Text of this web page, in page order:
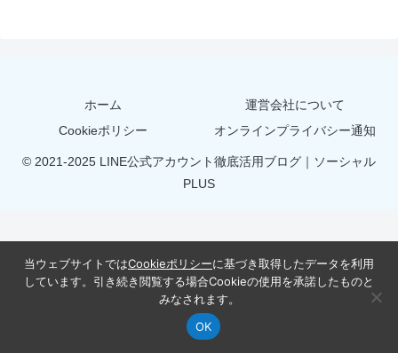
ホーム
運営会社について
Cookieポリシー
オンラインプライバシー通知
© 2021-2025 LINE公式アカウント徹底活用ブログ｜ソーシャル
PLUS
当ウェブサイトではCookieポリシーに基づき取得したデータを利用
しています。引き続き閲覧する場合Cookieの使用を承諾したものと
みなされます。
OK